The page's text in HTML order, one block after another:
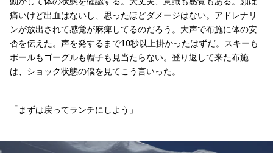
痛いけど出血はないし、思ったほどダメージはない。アドレナリ
ンが放出されて感覚が麻痺してるのだろう。大声で布施に体の安
否を伝えた。声を発するまで10秒以上掛かったはずだ。スキーも
ポールもゴーグルも帽子も見当たらない。登り返して来た布施
は、ショック状態の僕を見てこう言いった。
「まずは戻ってランチにしよう」